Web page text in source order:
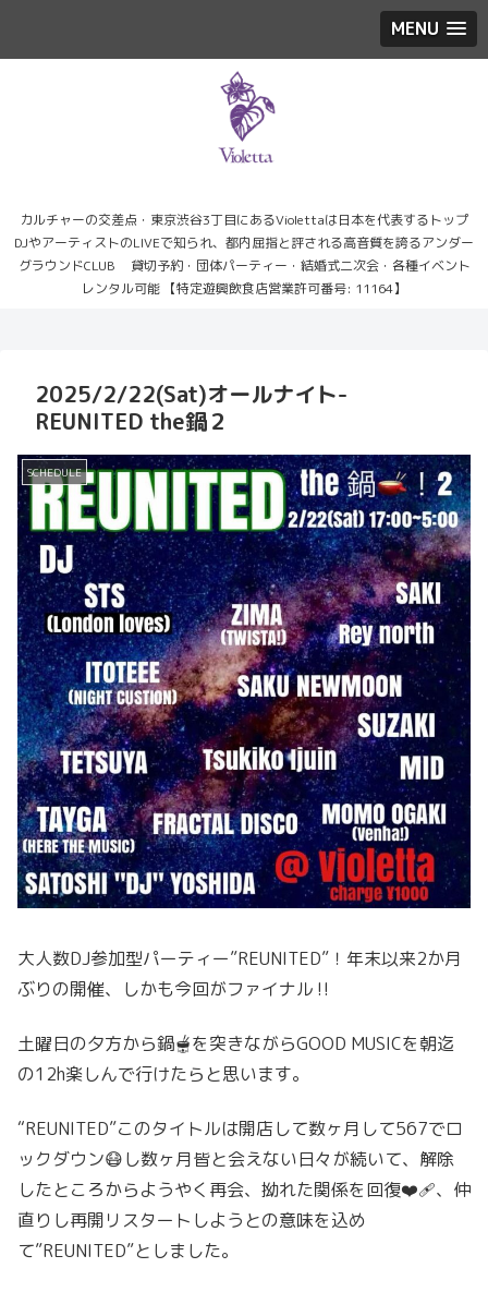
MENU
カルチャーの交差点・東京渋谷3丁目にあるViolettaは日本を代表するトップ
DJやアーティストのLIVEで知られ、都内屈指と評される高音質を誇るアンダー
グラウンドCLUB 貸切予約・団体パーティー・結婚式二次会・各種イベント
レンタル可能 【特定遊興飲食店営業許可番号: 11164】
2025/2/22(Sat)オールナイト-
REUNITED the鍋２
SCHEDULE
大人数DJ参加型パーティー”REUNITED”！年末以来2か月
ぶりの開催、しかも今回がファイナル‼️
土曜日の夕方から鍋🫕を突きながらGOOD MUSICを朝迄
の12h楽しんで行けたらと思います。
“REUNITED”このタイトルは開店して数ヶ月して567でロ
ックダウン😷し数ヶ月皆と会えない日々が続いて、解除
したところからようやく再会、拗れた関係を回復❤️‍🩹、仲
直りし再開リスタートしようとの意味を込め
て”REUNITED”としました。